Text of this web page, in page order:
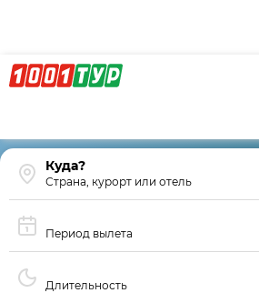
Страна, курорт или отель
Период вылета
Длительность